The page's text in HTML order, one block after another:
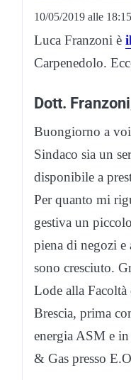
10/05/2019 alle 18:15
Luca Franzoni è
Carpenedolo.
Dott.
Buongiorno a
Sindaco sia un
disponibile a
Per quanto mi
gestiva un
piena di negozi
sono cresciuto.
Lode alla
Brescia, prima
energia ASM e
& Gas presso